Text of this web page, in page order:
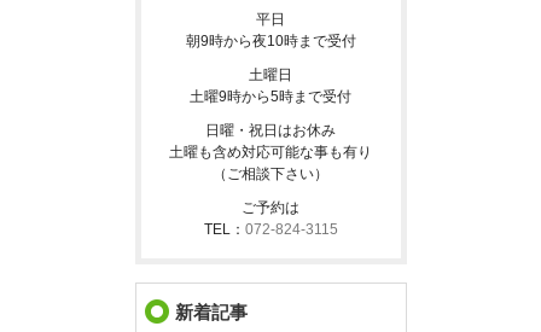
平日
朝9時から夜10時まで受付
土曜日
土曜9時から5時まで受付
日曜・祝日はお休み
土曜も含め対応可能な事も有り
（ご相談下さい）
ご予約は
TEL： 072-824-3115
新着記事